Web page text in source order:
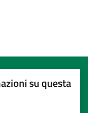
su questa